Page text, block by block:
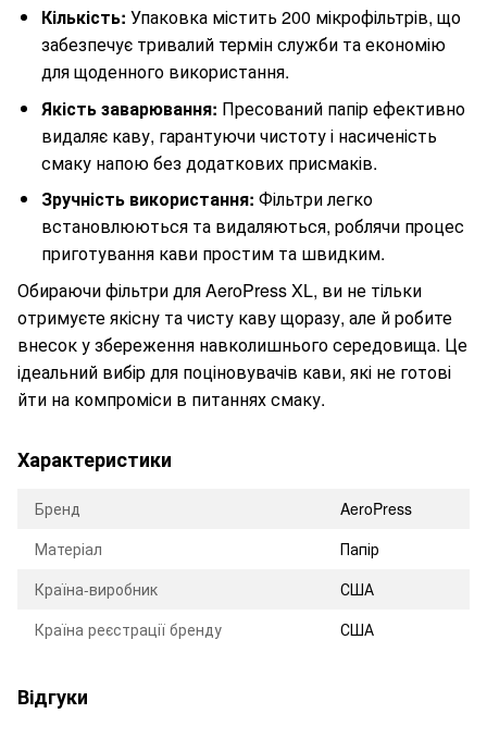
Кількість: Упаковка містить 200 мікрофільтрів, що
забезпечує тривалий термін служби та економію
для щоденного використання.
Якість заварювання: Пресований папір ефективно
видаляє каву, гарантуючи чистоту і насиченість
смаку напою без додаткових присмаків.
Зручність використання: Фільтри легко
встановлюються та видаляються, роблячи процес
приготування кави простим та швидким.
Обираючи фільтри для AeroPress XL, ви не тільки
отримуєте якісну та чисту каву щоразу, але й робите
внесок у збереження навколишнього середовища. Це
ідеальний вибір для поціновувачів кави, які не готові
йти на компроміси в питаннях смаку.
Характеристики
Бренд
AeroPress
Матеріал
Папір
Країна-виробник
США
Країна реєстрації бренду
США
Відгуки